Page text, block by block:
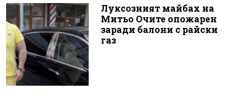
Луксозният майбах на
Митьо Очите опожарен
заради балони с райски
газ